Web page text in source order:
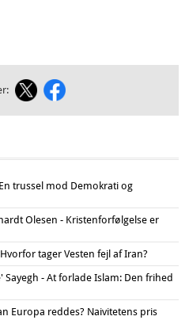
trussel mod Demokrati og
Olesen - Kristenforfølgelse er
tager Vesten fejl af Iran?
- At forlade Islam: Den frihed
Europa reddes? Naivitetens pris